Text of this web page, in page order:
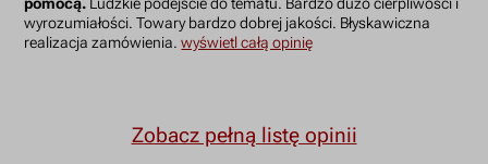
pomocą. Ludzkie podejście do tematu. Bardzo dużo cierpliwości i
wyrozumiałości. Towary bardzo dobrej jakości. Błyskawiczna
realizacja zamówienia.wyświetl całą opinię
Zobacz pełną listę opinii